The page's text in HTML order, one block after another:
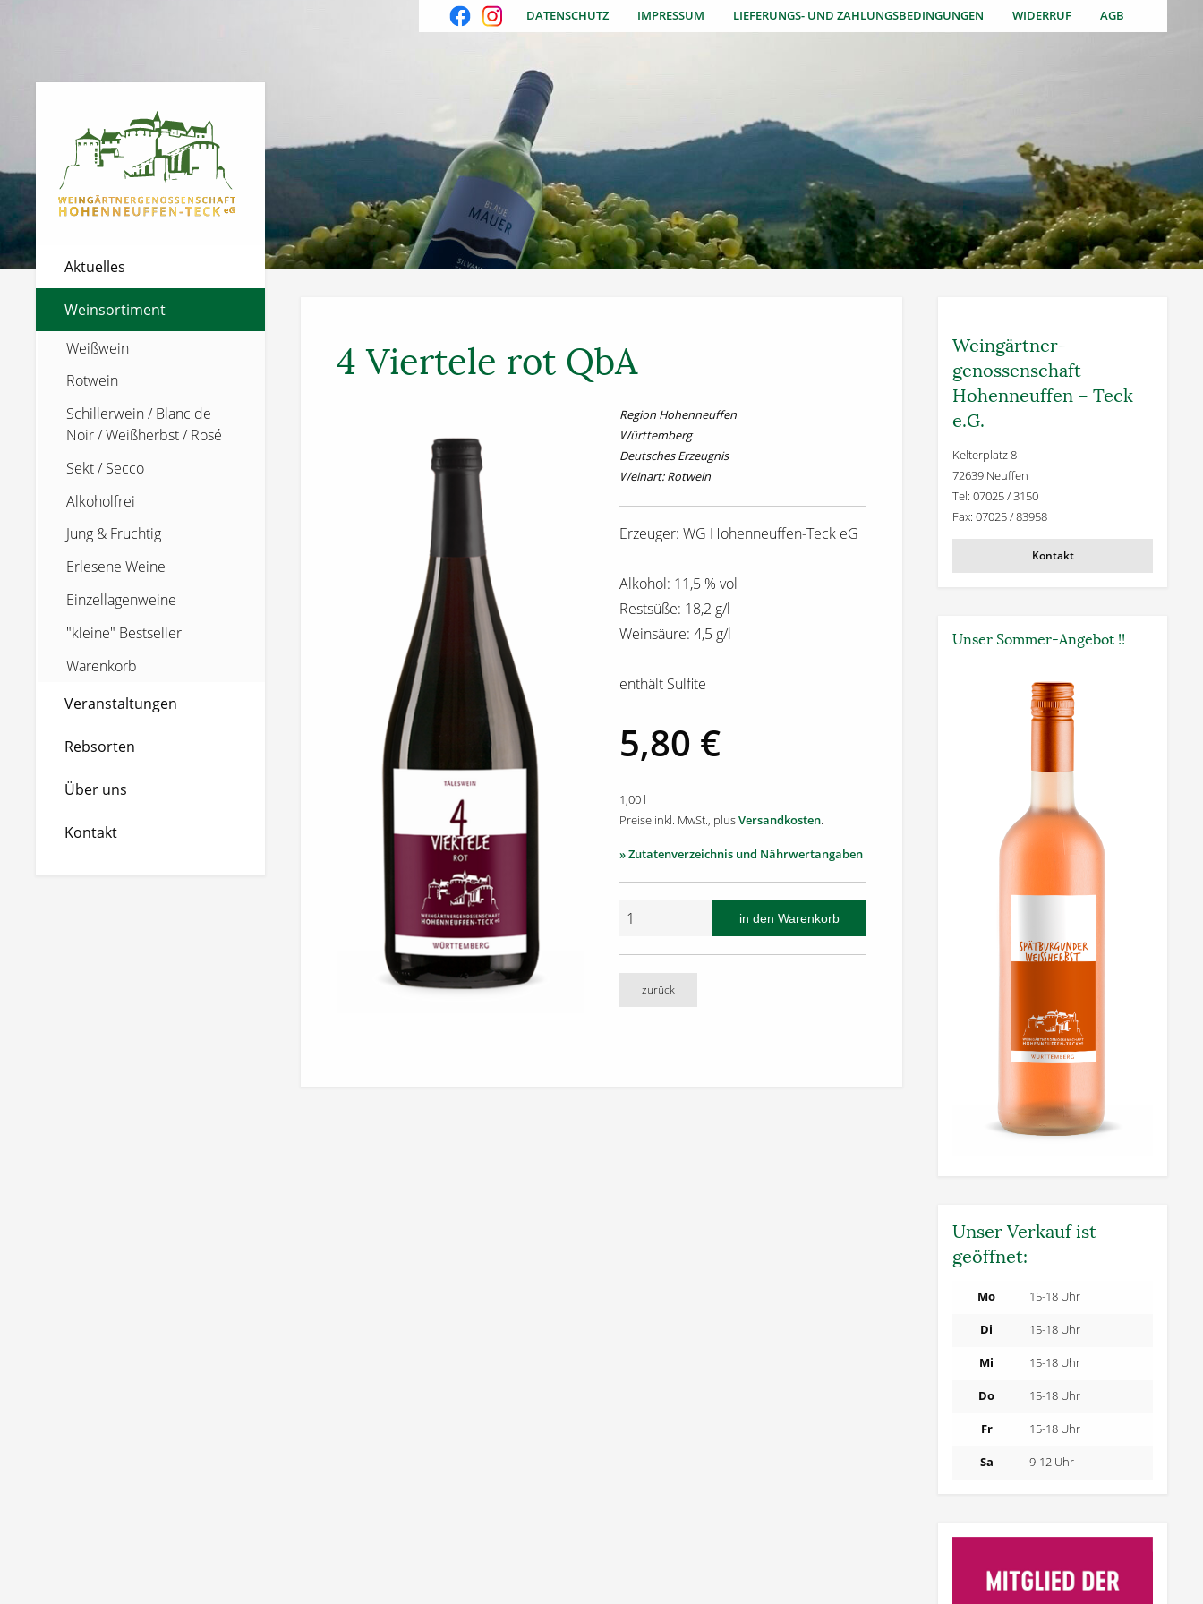
DATENSCHUTZ IMPRESSUM LIEFERUNGS- UND ZAHLUNGSBEDINGUNGEN WIDERRUF AGB
Aktuelles
Weinsortiment
Weißwein
Rotwein
Schillerwein / Blanc de
Noir / Weißherbst / Rosé
Sekt / Secco
Alkoholfrei
Jung & Fruchtig
Erlesene Weine
Einzellagenweine
"kleine" Bestseller
Warenkorb
Veranstaltungen
Rebsorten
Über uns
Kontakt
4 Viertele rot QbA
Region Hohenneuffen
Württemberg
Deutsches Erzeugnis
Weinart: Rotwein
Erzeuger: WG Hohenneuffen-Teck eG
Alkohol: 11,5 % vol
Restsüße: 18,2 g/l
Weinsäure: 4,5 g/l
enthält Sulfite
5,80 €
1,00 l
Preise inkl. MwSt., plusVersandkosten.
» Zutatenverzeichnis und Nährwertangaben
zurück
Weingärtner­
genossenschaft
Hohenneuffen – Teck
e.G.
Kelterplatz 8
72639 Neuffen
Tel: 07025 / 3150
Fax: 07025 / 83958
Kontakt
Unser Sommer-Angebot !!
Unser Verkauf ist
geöffnet:
Mo 15-18 Uhr
Di 15-18 Uhr
Mi 15-18 Uhr
Do 15-18 Uhr
Fr 15-18 Uhr
Sa 9-12 Uhr